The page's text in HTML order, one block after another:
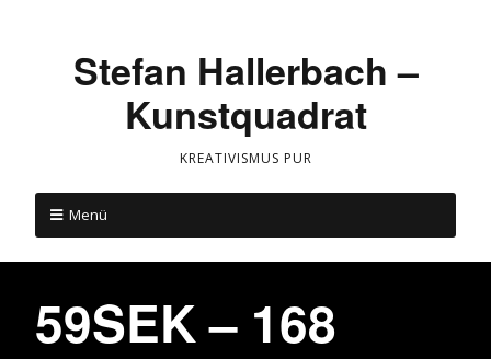
Stefan Hallerbach –
Kunstquadrat
KREATIVISMUS PUR
Menü
59SEK – 168